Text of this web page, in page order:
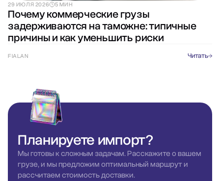
29 ИЮЛЯ 2026 5 МИН
Почему коммерческие грузы
задерживаются на таможне: типичные
причины и как уменьшить риски
FIALAN Читать
Планируетеимпорт?
Мы готовы к сложным задачам. Расскажите о вашем
грузе, и мы предложим оптимальный маршрут и
рассчитаем стоимость доставки.